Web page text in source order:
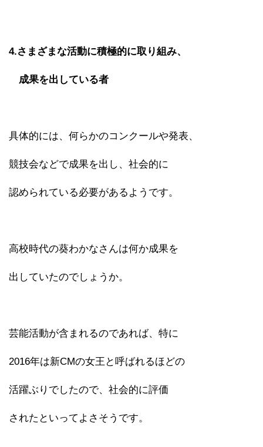
4.さまざまな活動に積極的に取り組み、
成果を出している者
具体的には、何らかのコンクールや発表、
競技会などで成果を出し、社会的に
認められている必要があるようです。
高校時代の葵わかなさんは何か成果を
出していたのでしょうか。
芸能活動が含まれるのであれば、特に
2016年は新CMの女王と呼ばれるほどの
活躍ぶりでしたので、社会的に評価
されたといってよさそうです。